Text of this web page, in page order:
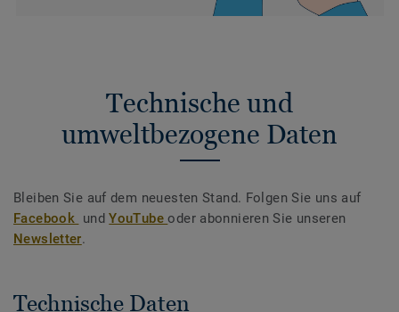
Technische und
umweltbezogene Daten
Bleiben Sie auf dem neuesten Stand. Folgen Sie uns auf
Facebook undYouTubeoder abonnieren Sie unseren
Newsletter.
Technische Daten